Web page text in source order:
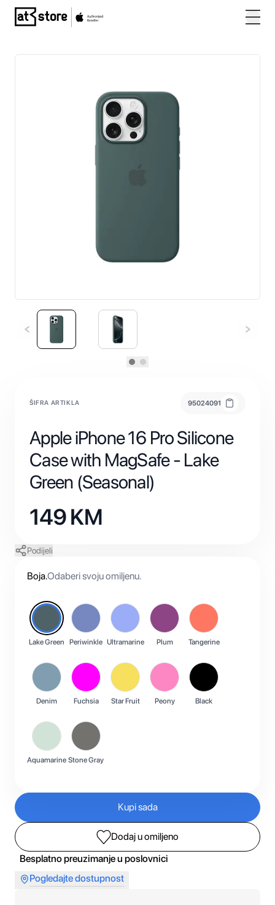
Posjetite početnu stranicu AT Store
ŠIFRA ARTIKLA 95024091
Apple iPhone 16 Pro Silicone
Case with MagSafe - Lake
Green (Seasonal)
149KM
Podijeli
Boja.Odaberi svoju omiljenu.
Lake Green Periwinkle Ultramarine Plum Tangerine
Denim Fuchsia Star Fruit Peony Black
Aquamarine Stone Gray
Kupi sada
Dodaj u omiljeno
Besplatno preuzimanje u poslovnici
Pogledajte dostupnost